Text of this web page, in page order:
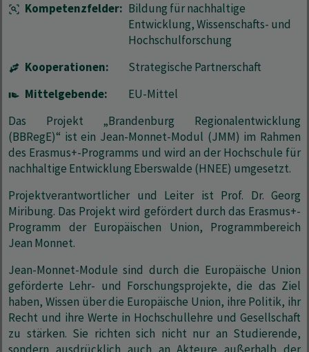
Kompetenzfelder: Bildung für nachhaltige
Entwicklung, Wissenschafts- und
Hochschulforschung
Kooperationen:
Strategische Partnerschaft
Mittelgebende:
EU-Mittel
Das Projekt „Brandenburg Regionalentwicklung
(BBRegE)“ ist ein Jean-Monnet-Modul (JMM) im Rahmen
des Erasmus+-Programms und wird an der Hochschule für
nachhaltige Entwicklung Eberswalde (HNEE) umgesetzt.
Projektverantwortlicher und Leiter ist Prof. Dr. Georg
Miribung. Das Projekt wird gefördert durch das Erasmus+-
Programm der Europäischen Union, Programmbereich
Jean Monnet.
Jean-Monnet-Module sind durch die Europäische Union
geförderte Lehr- und Forschungsprojekte, die das Ziel
haben, Wissen über die Europäische Union, ihre Politik, ihr
Recht und ihre Werte in Hochschullehre und Gesellschaft
zu stärken. Sie richten sich nicht nur an Studierende,